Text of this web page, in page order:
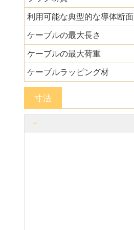
利用可能な典型的な導体断面
ケーブルの最大長さ
ケーブルの最大荷重
ケーブルラッピング材
寸法